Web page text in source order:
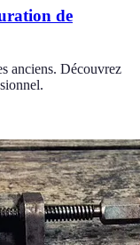
de
anciens. Découvrez